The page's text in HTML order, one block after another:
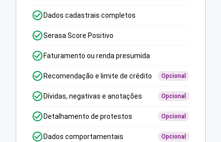
Dados cadastrais completos
Serasa Score Positivo
Faturamento ou renda presumida
Recomendação e limite de crédito Opcional
Dívidas, negativas e anotações Opcional
Detalhamento de protestos Opcional
Dados comportamentais Opcional